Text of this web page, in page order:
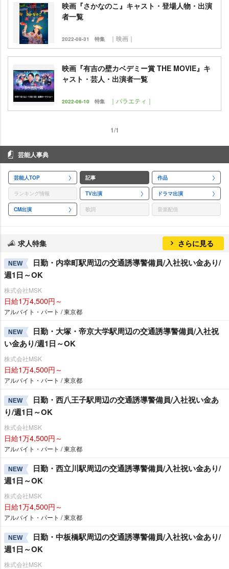
映画『さかなのこ』キャスト・登場人物・出演
者一覧
2022-08-31 特集 ｜映画｜
映画『有吉の壁カベデミー賞 THE MOVIE』キ
ャスト・芸人・出演者一覧
2022-06-10 特集 ｜バラエティ｜
1/1
芸能人事典
芸能人TOP 記事 作品
ランキング情報 TV出演 ドラマ出演
CM出演 歌詞 音楽配信
求人特集 さらに見る
NEW
日勤・内幸町駅周辺の交通誘導警備員/入社祝い金あり/
週1日～OK
株式会社MSK
日給1万4,500円～
アルバイト・パート / 東京都
NEW
日勤・大塚・帝京大学駅周辺の交通誘導警備員/入社祝
い金あり/週1日～OK
株式会社MSK
日給1万4,500円～
アルバイト・パート / 東京都
NEW
日勤・西八王子駅周辺の交通誘導警備員/入社祝い金あ
り/週1日～OK
株式会社MSK
日給1万4,500円～
アルバイト・パート / 東京都
NEW
日勤・西立川駅周辺の交通誘導警備員/入社祝い金あり/
週1日～OK
株式会社MSK
日給1万4,500円～
アルバイト・パート / 東京都
NEW
日勤・中板橋駅周辺の交通誘導警備員/入社祝い金あり/
週1日～OK
株式会社MSK